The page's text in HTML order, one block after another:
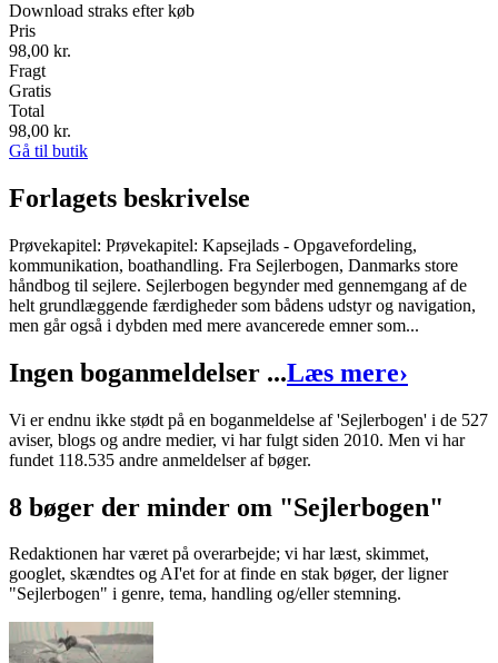
Download straks efter køb
Pris
98,00 kr.
Fragt
Gratis
Total
98,00 kr.
Gå til butik
Forlagets beskrivelse
Prøvekapitel: Prøvekapitel: Kapsejlads - Opgavefordeling,
kommunikation, boathandling. Fra Sejlerbogen, Danmarks store
håndbog til sejlere. Sejlerbogen begynder med gennemgang af de
helt grundlæggende færdigheder som bådens udstyr og navigation,
men går også i dybden med mere avancerede emner som...
Ingen boganmeldelser ...Læs mere›
Vi er endnu ikke stødt på en boganmeldelse af 'Sejlerbogen' i de 527
aviser, blogs og andre medier, vi har fulgt siden 2010. Men vi har
fundet 118.535 andre anmeldelser af bøger.
8 bøger der minder om "Sejlerbogen"
Redaktionen har været på overarbejde; vi har læst, skimmet,
googlet, skændtes og AI'et for at finde en stak bøger, der ligner
"Sejlerbogen" i genre, tema, handling og/eller stemning.